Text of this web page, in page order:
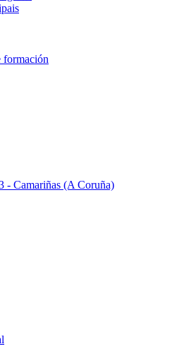
formación
- Camariñas (A Coruña)